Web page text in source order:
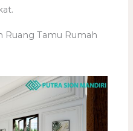
Ruang Tamu Rumah